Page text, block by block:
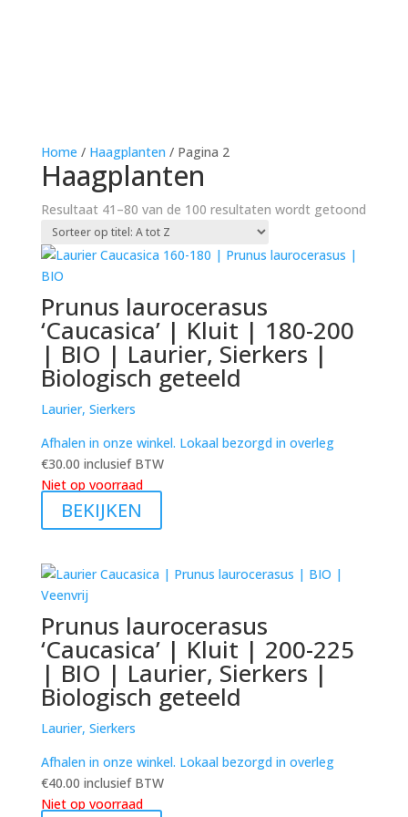
Home / Haagplanten / Pagina 2
Haagplanten
Resultaat 41–80 van de 100 resultaten wordt getoond
Prunus laurocerasus
‘Caucasica’ | Kluit | 180-200
| BIO | Laurier, Sierkers |
Biologisch geteeld
Laurier, Sierkers
Afhalen in onze winkel. Lokaal bezorgd in overleg
€30.00 inclusief BTW
Niet op voorraad
BEKIJKEN
Prunus laurocerasus
‘Caucasica’ | Kluit | 200-225
| BIO | Laurier, Sierkers |
Biologisch geteeld
Laurier, Sierkers
Afhalen in onze winkel. Lokaal bezorgd in overleg
€40.00 inclusief BTW
Niet op voorraad